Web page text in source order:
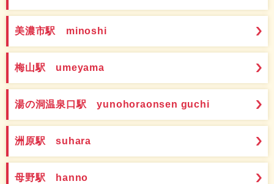
美濃市駅 minoshi
梅山駅 umeyama
湯の洞温泉口駅 yunohoraonsen guchi
洲原駅 suhara
母野駅 hanno